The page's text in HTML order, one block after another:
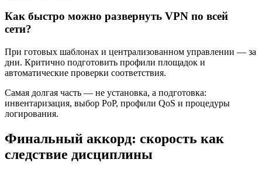
Как быстро можно развернуть VPN по всей
сети?
При готовых шаблонах и централизованном управлении — за
дни. Критично подготовить профили площадок и
автоматические проверки соответствия.
Самая долгая часть — не установка, а подготовка:
инвентаризация, выбор PoP, профили QoS и процедуры
логирования.
Финальный аккорд: скорость как
следствие дисциплины